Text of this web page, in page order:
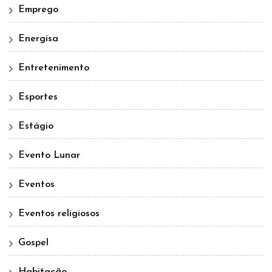
Emprego
Energisa
Entretenimento
Esportes
Estágio
Evento Lunar
Eventos
Eventos religiosos
Gospel